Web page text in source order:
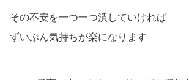
その不安を一つ一つ潰していければ
ずいぶん気持ちが楽になります